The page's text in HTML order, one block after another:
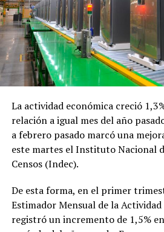
La actividad económica creció
relación a igual mes del año
a febrero pasado marcó una
este martes el Instituto Nacional
Censos (Indec).
De esta forma, en el primer
Estimador Mensual de la Actividad
registró un incremento de 1,5%